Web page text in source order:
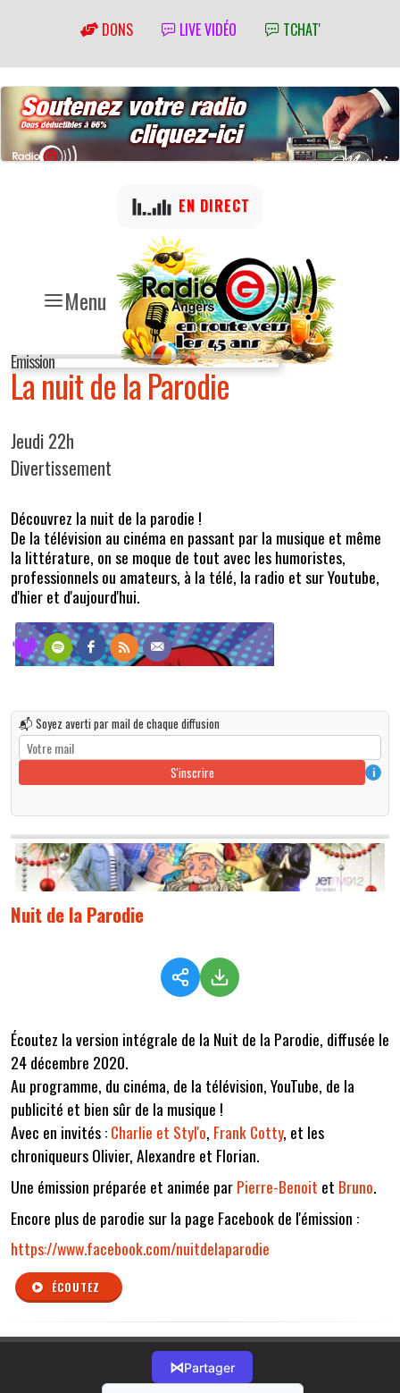
DONS LIVE VIDÉO TCHAT'
Menu
EN DIRECT
Emission
La nuit de la Parodie
Jeudi 22h
Divertissement
Découvrez la nuit de la parodie !
De la télévision au cinéma en passant par la musique et même
la littérature, on se moque de tout avec les humoristes,
professionnels ou amateurs, à la télé, la radio et sur Youtube,
d'hier et d'aujourd'hui.
📬 Soyez averti par mail de chaque diffusion
S'inscrire i
Nuit de la Parodie
Écoutez la version intégrale de la Nuit de la Parodie, diffusée le
24 décembre 2020.
Au programme, du cinéma, de la télévision, YouTube, de la
publicité et bien sûr de la musique !
Avec en invités :Charlie et Styl'o, Frank Cotty, et les
chroniqueurs Olivier, Alexandre et Florian.
Une émission préparée et animée parPierre-Benoit et Bruno.
Encore plus de parodie sur la page Facebook de l'émission :
https://www.facebook.com/nuitdelaparodie
ÉCOUTEZ
⋈Partager